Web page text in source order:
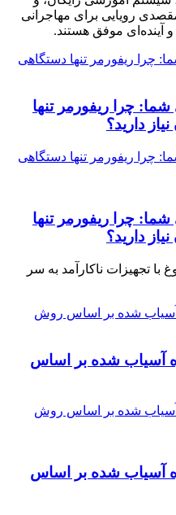
رویایی برای مهاجرانی
آینده‌ای موفق هستند.
شما: چرا ریفورمر تنها
دارید؟
شما: چرا ریفورمر تنها
دارید؟
تجهیزات ناکارآمد به سر
آسیاب شده بر اساس
آسیاب شده بر اساس